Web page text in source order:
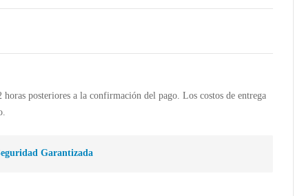
posteriores a la confirmación del pago. Los costos de entrega
Garantizada